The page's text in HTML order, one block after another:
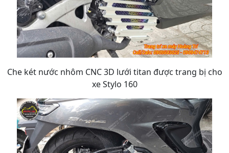
Che két nước nhôm CNC 3D lưới titan được trang bị cho
xe Stylo 160